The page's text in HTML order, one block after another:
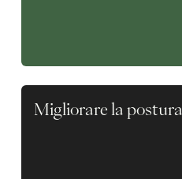
Migliorare la postura